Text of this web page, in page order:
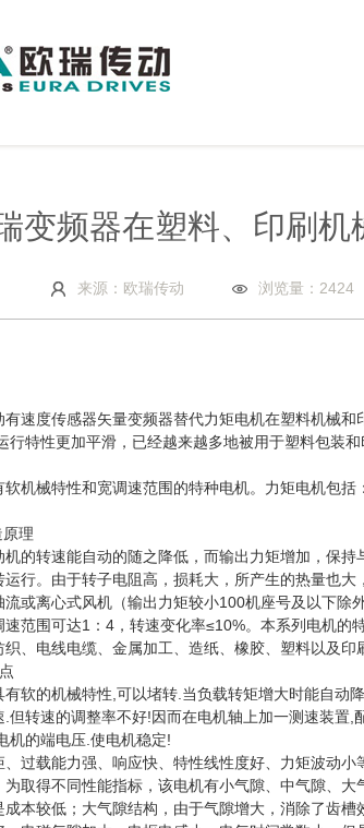
变频器在塑料、印刷机
来源：欧瑞传动 浏览量： 2424
速度传感器矢量变频器替代力矩电机在塑料机械
行特性更加平滑，已经越来越多地被用于塑料包装和
软机械特性和宽调速范围的特种电机。力矩电机包
理
机的转速能自动的随之降低，而输出力矩增加，保
行。由于转子电阻高，损耗大，所产生的热量也
或离心式风机（输出力矩较小100机座号及以下除
范围可达1：4，转速变化率≤10%。本系列电机的
、电线电缆、金属加工、造纸、橡胶、塑料以及印
有软的机械特性,可以堵转.当负载转矩增大时能自动
.但转速的调整率不好!因而在电机轴上加一测速装置
机的端电压.使电机稳定!
过载能力强、响应快、特性线性度好、力矩波动
为取得不同性能指标，该电机有小气隙、中气隙、
成本较低；大气隙结构，由于气隙增大，消除了齿